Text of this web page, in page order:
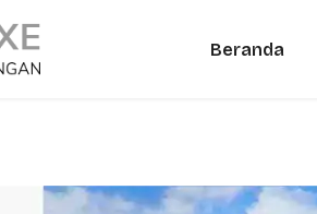
Beranda